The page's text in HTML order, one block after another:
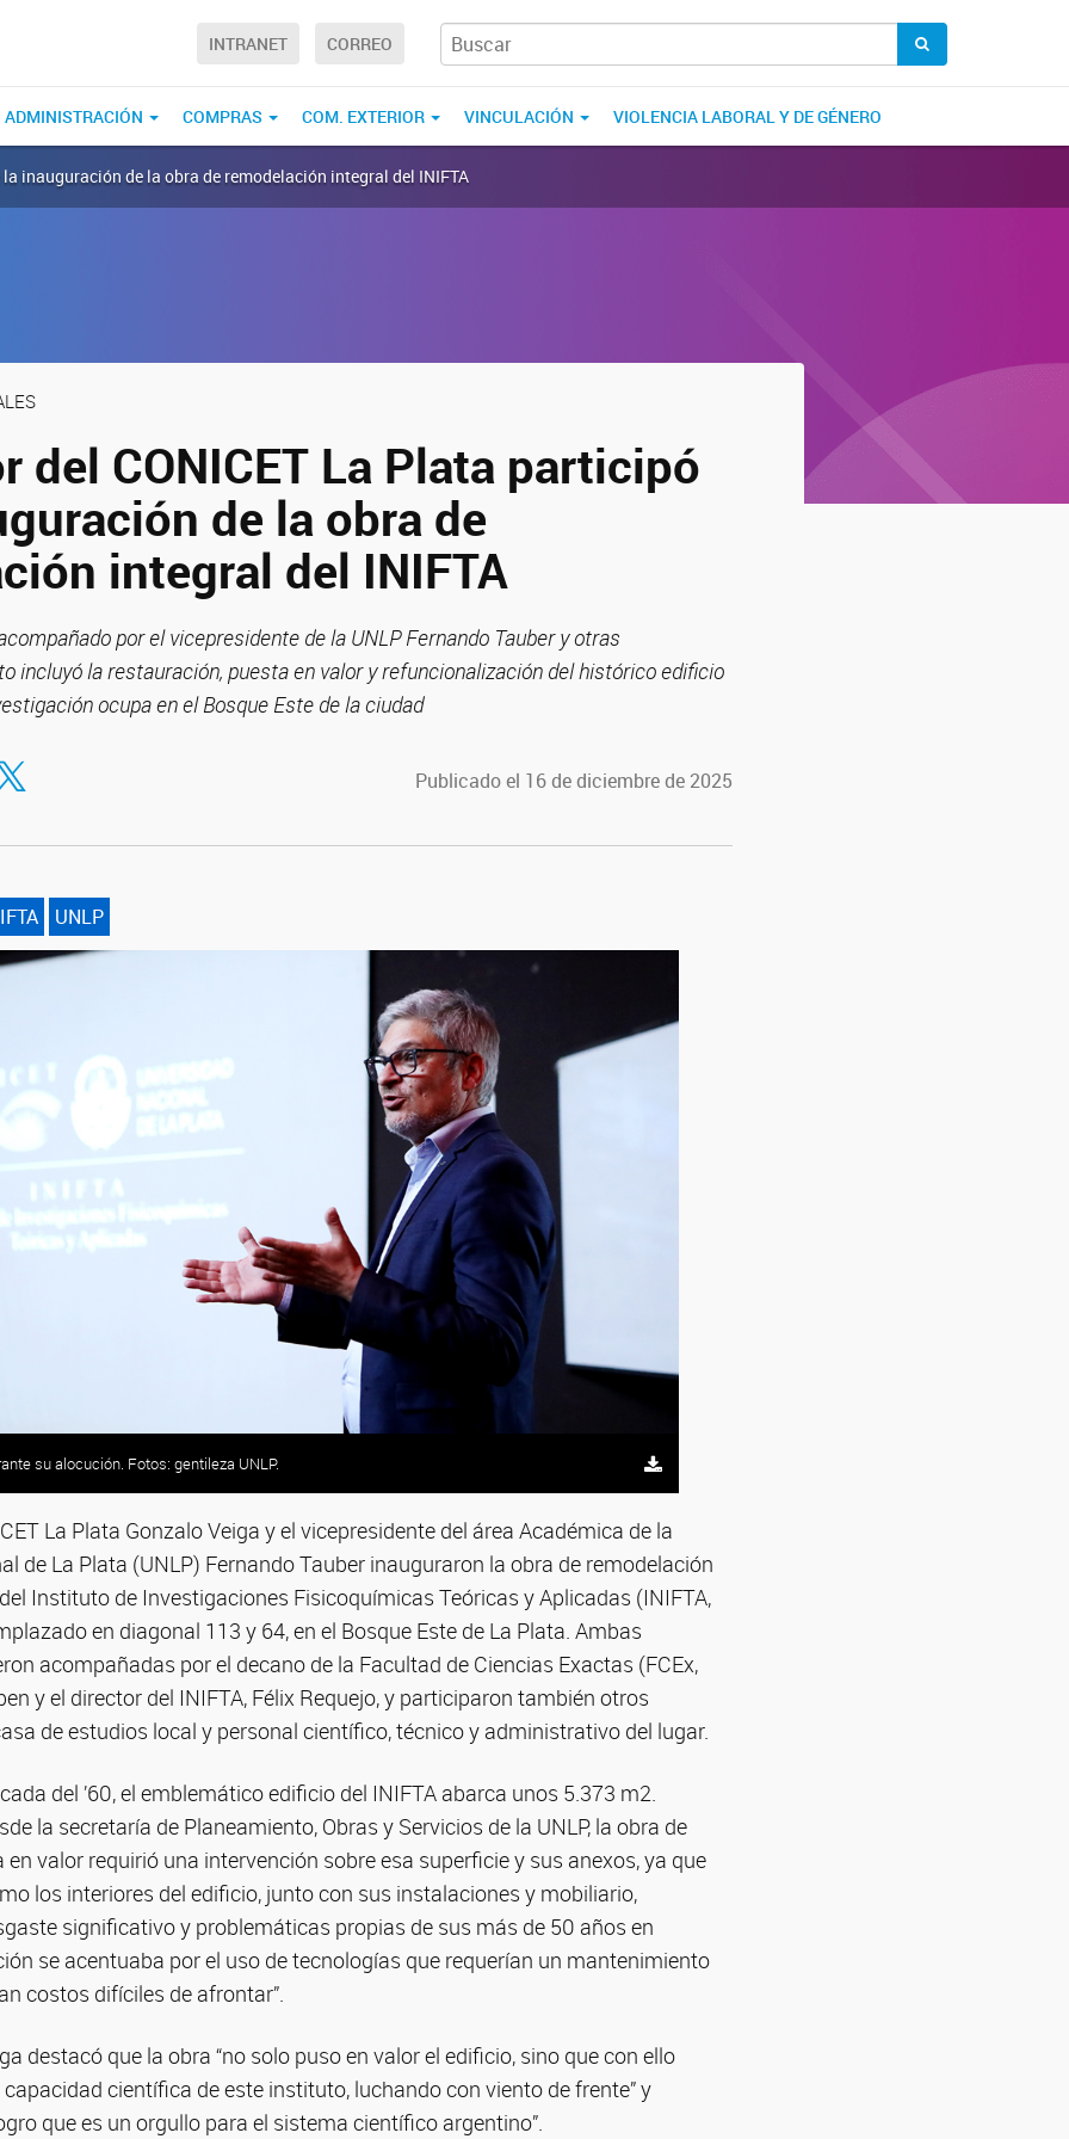
INTRANET CORREO
ADMINISTRACIÓN COMPRAS COM. EXTERIOR VINCULACIÓN VIOLENCIA LABORAL Y DE GÉNERO
inauguración de la obra de remodelación integral del INIFTA
del CONICET La Plata participó
de la obra de
integral del INIFTA
por el vicepresidente de la UNLP Fernando Tauber y otras
incluyó la restauración, puesta en valor y refuncionalización del histórico edificio
ocupa en el Bosque Este de la ciudad
en Facebook
en Twitter Publicado el 16 de diciembre de 2025
UNLP
su alocución. Fotos: gentileza UNLP.
junto a las autoridades presentes. Fotos: gentileza UNLP.
UNLP.Fotos: gentileza UNLP.
La Plata Gonzalo Veiga y el vicepresidente del área Académica de la
de La Plata (UNLP) Fernando Tauber inauguraron la obra de remodelación
Instituto de Investigaciones Fisicoquímicas Teóricas y Aplicadas (INIFTA,
en diagonal 113 y 64, en el Bosque Este de La Plata. Ambas
acompañadas por el decano de la Facultad de Ciencias Exactas (FCEx,
y el director del INIFTA, Félix Requejo, y participaron también otros
de estudios local y personal científico, técnico y administrativo del lugar.
del ’60, el emblemático edificio del INIFTA abarca unos 5.373 m2.
la secretaría de Planeamiento, Obras y Servicios de la UNLP, la obra de
valor requirió una intervención sobre esa superficie y sus anexos, ya que
los interiores del edificio, junto con sus instalaciones y mobiliario,
significativo y problemáticas propias de sus más de 50 años en
se acentuaba por el uso de tecnologías que requerían un mantenimiento
costos difíciles de afrontar”.
destacó que la obra “no solo puso en valor el edificio, sino que con ello
científica de este instituto, luchando con viento de frente” y
que es un orgullo para el sistema científico argentino”.